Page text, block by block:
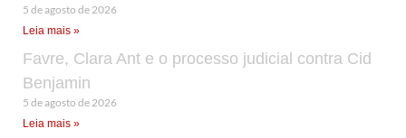
5 de agosto de 2026
Leia mais »
Favre, Clara Ant e o processo judicial contra Cid
Benjamin
5 de agosto de 2026
Leia mais »